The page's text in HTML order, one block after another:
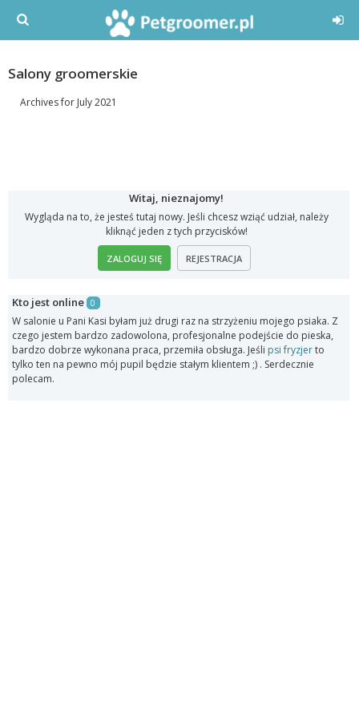
Salony groomerskie
Archives for July 2021
Witaj, nieznajomy!
Wygląda na to, że jesteś tutaj nowy. Jeśli chcesz wziąć udział, należy
kliknąć jeden z tych przycisków!
ZALOGUJ SIĘ REJESTRACJA
Kto jest online 0
W salonie u Pani Kasi byłam już drugi raz na strzyżeniu mojego psiaka. Z
czego jestem bardzo zadowolona, profesjonalne podejście do pieska,
bardzo dobrze wykonana praca, przemiła obsługa. Jeśli psi fryzjerto
tylko ten na pewno mój pupil będzie stałym klientem ;) . Serdecznie
polecam.